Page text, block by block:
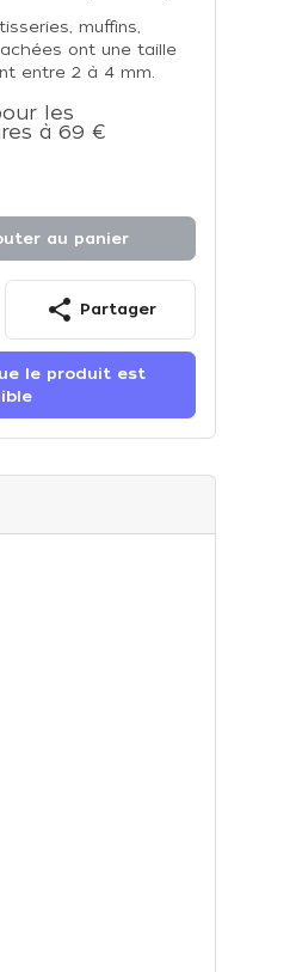
muffins,
ont une taille
entre 2 à 4 mm.
les
à 69 €
au panier
share Partager
le produit est